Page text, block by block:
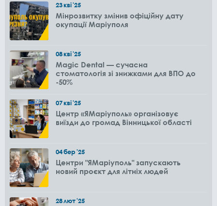
23кві'25
Мінрозвитку змінив офіційну дату
окупації Маріуполя
08кві'25
Magic Dental — сучасна
стоматологія зі знижками для ВПО до
-50%
07кві'25
Центр «ЯМаріуполь» організовує
виїзди до громад Вінницької області
04бер'25
Центри "ЯМаріуполь" запускають
новий проєкт для літніх людей
28лют'25